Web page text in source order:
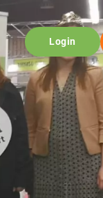
Login